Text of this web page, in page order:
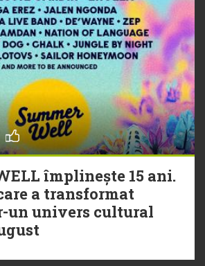
împlinește 15 ani.
a transformat
un univers cultural